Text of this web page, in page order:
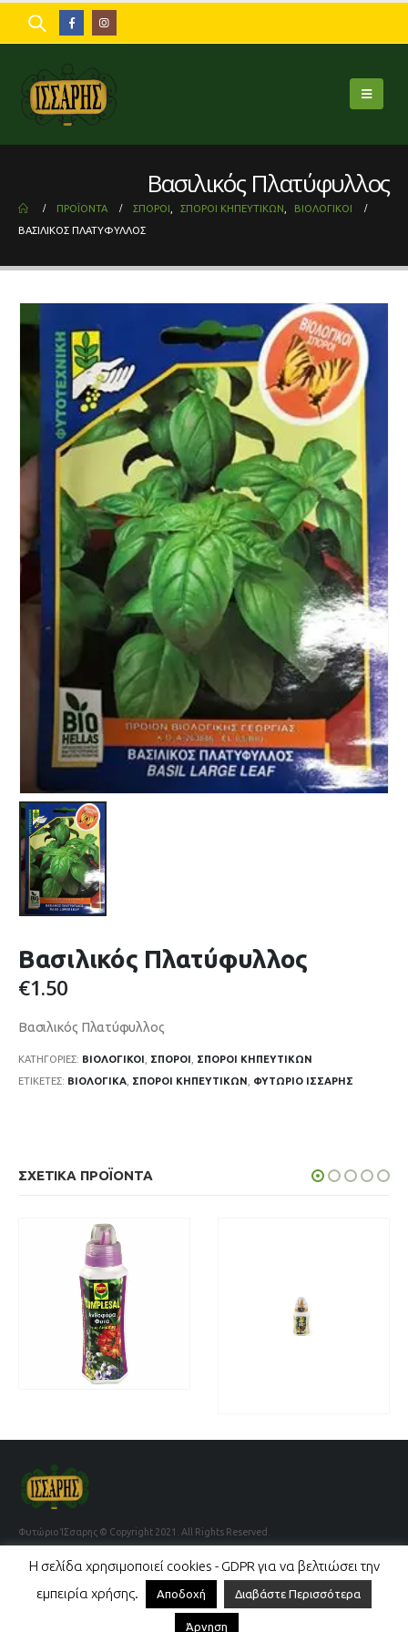
Βασιλικός Πλατύφυλλος
ΠΡΟΪΌΝΤΑ ΣΠΌΡΟΙ ΣΠΌΡΟΙ ΚΗΠΕΥΤΙΚΏΝ
ΒΙΟΛΟΓΙΚΟΊ
ΒΑΣΙΛΙΚΌΣ ΠΛΑΤΎΦΥΛΛΟΣ
Βασιλικός Πλατύφυλλος
€1.50
Βασιλικός Πλατύφυλλος
ΚΑΤΗΓΟΡΊΕΣ: ΒΙΟΛΟΓΙΚΟΊ , ΣΠΌΡΟΙ , ΣΠΌΡΟΙ ΚΗΠΕΥΤΙΚΏΝ
ΕΤΙΚΈΤΕΣ: ΒΙΟΛΟΓΙΚΆ ΣΠΌΡΟΙ ΚΗΠΕΥΤΙΚΏΝ ΦΥΤΏΡΙΟ ΙΣΣΑΡΗΣ
ΣΧΕΤΙΚΆ ΠΡΟΪΌΝΤΑ
READ MORE
ΜΕ ΜΙΑ ΜΑΤΙΆ
Φυτώριο ΊΣσαρης © Copyright 2021. All Rights Reserved.
Όροι Χρήσης Τρόποι Παραγγελίας
Η σελίδα χρησιμοποιεί cookies - GDPR για να βελτιώσει την
εμπειρία χρήσης.
Αποδοχή Διαβάστε Περισσότερα
Άρνηση